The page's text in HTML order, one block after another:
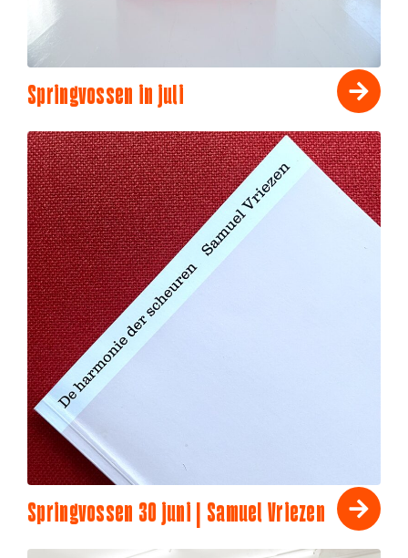
Springvossen in juli
Springvossen 30 juni | Samuel Vriezen